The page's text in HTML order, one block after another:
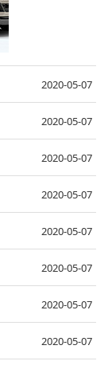
2020-05-07
2020-05-07
2020-05-07
2020-05-07
2020-05-07
2020-05-07
2020-05-07
2020-05-07